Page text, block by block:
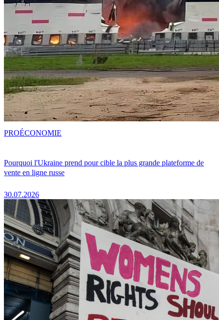
Pourquoi l'Ukraine prend pour cible la plus grande plateforme de
vente en ligne russe
30.07.2026
PROÉCONOMIE